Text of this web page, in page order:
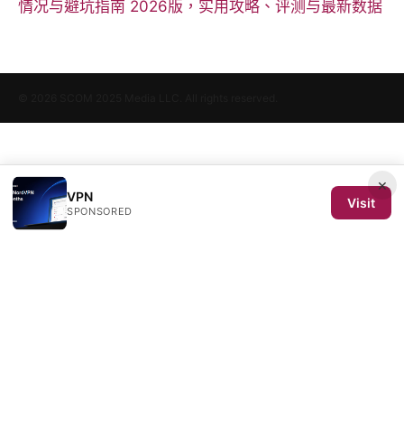
情况与避坑指南 2026版，实用攻略、评测与最新数据
×
VPN
SPONSORED
Visit